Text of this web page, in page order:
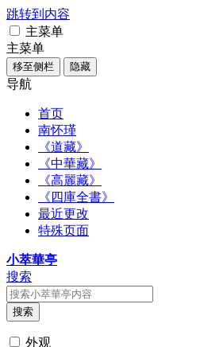
跳转到内容
主菜单
主菜单
移至侧栏 隐藏
导航
首页
南怀瑾
《道藏》
《中華藏》
《高麗藏》
《四庫全書》
最近更改
特殊页面
小萃華亭
搜索
搜索
外观